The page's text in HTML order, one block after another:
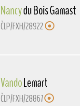
Nancydu Bois Gamast
ČLP/FXH/28922
VandoLemart
ČLP/FXH/28867